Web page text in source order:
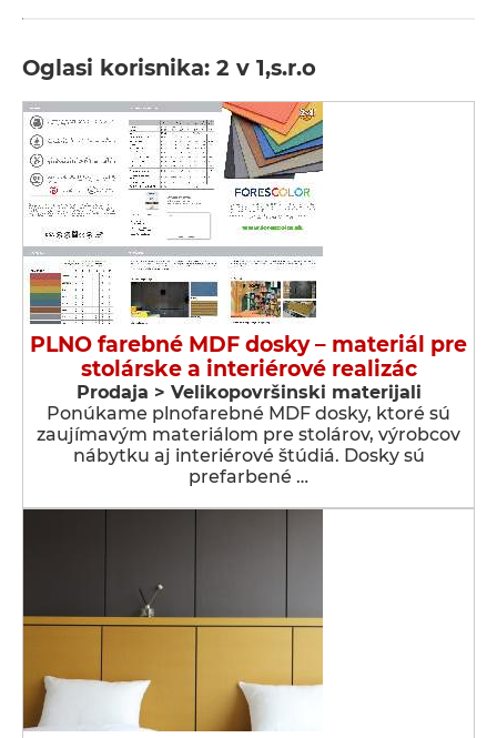
Oglasi korisnika: 2 v 1,s.r.o
PLNO farebné MDF dosky – materiál pre
stolárske a interiérové realizác
Prodaja > Velikopovršinski materijali
Ponúkame plnofarebné MDF dosky, ktoré sú
zaujímavým materiálom pre stolárov, výrobcov
nábytku aj interiérové štúdiá. Dosky sú
prefarbené …